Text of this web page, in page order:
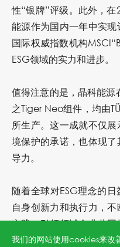
性“银牌”评级。此外，
能源作为国内一年中实
国际权威指数机构
ESG领域的实力和进步。
值得注意的是，晶科能
之Tiger Neo组件，均由
所生产。这一成就不仅
境保护的承诺，也体现
导力。
随着全球对ESG理念的
自身创新力和执行力，不
实践，引领领域企业共
理透明度等方面的标准，
我们的网站使用cookies来改